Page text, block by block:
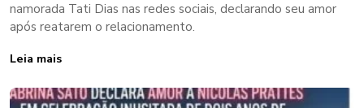
namorada Tati Dias nas redes sociais, declarando seu amor
após reatarem o relacionamento.
Leia mais